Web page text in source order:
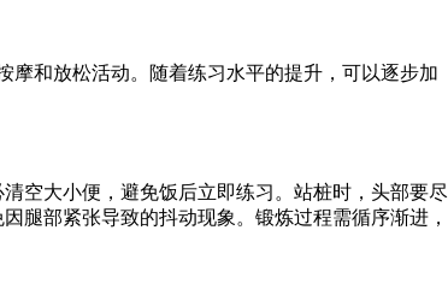
和放松活动。随着练习水平的提升，可以逐步加
空大小便，避免饭后立即练习。站桩时，头部要尽
腿部紧张导致的抖动现象。锻炼过程需循序渐进，